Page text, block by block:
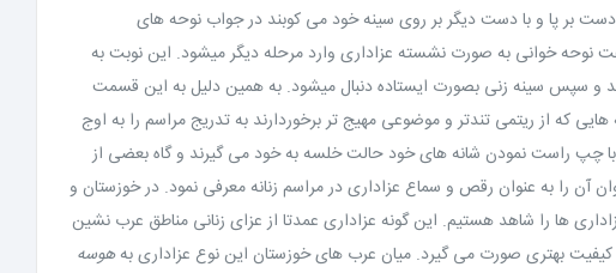
بر پا و با دست دیگر بر روی سینه خود می کوبند در جواب نوحه های
خوانی به صورت نشسته عزاداری وارد مرحله دیگر میشود. این نوبت به
سپس سینه زنی بصورت ایستاده دنبال میشود. به همین دلیل به این قسمت
که از ریتمی تندتر و موضوعی مهیج تر برخوردارند به تدریج مراسم را به اوج
با چپ راست نمودن شانه های خود حالت خلسه به خود می گیرند و گاه بعضی از
آن را به عنوان رقص و سماع عزاداری در مراسم زنانه معرفی نمود. در خوزستان و
ها را شاهد هستیم. این گونه عزاداری عمدتا از عزای زنانی مناطق عرب نشین
بهتری صورت می گیرد. میان عرب های خوزستان این نوع عزاداری بههوسه